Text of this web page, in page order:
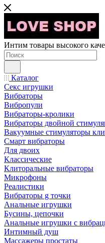
Интим товары высокого
Каталог
Секс игрушки
Вибраторы
Вибропули
Вибраторы-кролики
Вибраторы двойной
Вакуумные стимуляторы
Смарт вибраторы
Для двоих
Классические
Клиторальные вибраторы
Микрофоны
Реалистики
Вибраторы g точки
Анальные игрушки
Бусины, цепочки
Анальные игрушки с
Интимный душ
Массажеры простаты